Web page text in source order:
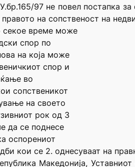
97 не повел постапка
на сопственост на
секое време може
спор по
на која може
спор и
во
сопственикот
на своето
рок од 3
да се поднесе
оспорениот
кои се 2. однесуваат на
Македонија,